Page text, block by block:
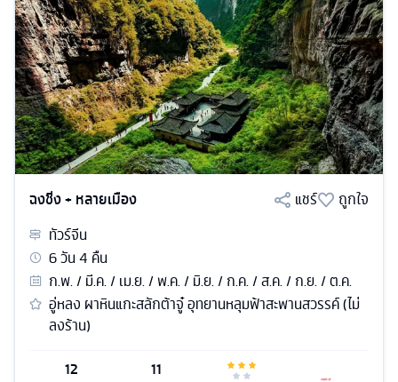
ฉงชิ่ง + หลายเมือง แชร์
ถูกใจ
ทัวร์จีน
6วัน4 คืน
ก.พ. / มี.ค. / เม.ย. / พ.ค. / มิ.ย. / ก.ค. / ส.ค. / ก.ย. / ต.ค.
อู่หลง ผาหินแกะสลักต้าจู๋ อุทยานหลุมฟ้าสะพานสวรรค์ (ไม่
ลงร้าน)
12
11